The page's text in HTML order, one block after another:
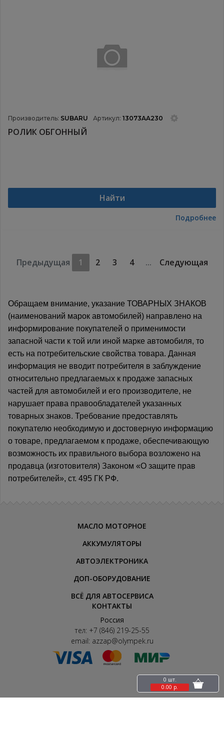
Производитель: SUBARU Артикул: 13073AA230
РОЛИК ОБГОННЫЙ
Найти
Подробнее
Предыдущая 1 2 3 4 ... Следующая
Обращаем внимание, указание ТОВАРНЫХ ЗНАКОВ
(наименований марок автомобилей) направлено на
информирование покупателей о применимости
запасной части к той или иной марке автомобиля, то
есть на потребительские свойства товара. Данная
информация не вводит потребителя в заблуждение
относительно предлагаемых к продаже запасных
частей для автомобилей и его производителе, не
нарушает права правообладателей указанных
товарных знаков. Требование предоставлять
покупателю необходимую и достоверную информацию
о товаре, предлагаемом к продаже, обеспечивающую
возможность их правильного выбора возложено на
продавца (изготовителя) Законом «О защите прав
потребителей», ст. 495 ГК РФ.
МАСЛО МОТОРНОЕ
АККУМУЛЯТОРЫ
АВТОЭЛЕКТРОНИКА
ДОП-ОБОРУДОВАНИЕ
ВСЁ ДЛЯ АВТОСЕРВИСА
КОНТАКТЫ
Россия
тел: +7 (846) 219-25-55
email: azzap@olympek.ru
0 шт.
0.00 р.